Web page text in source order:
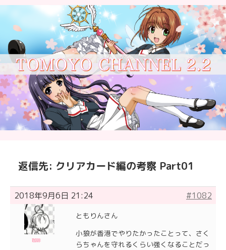
返信先: クリアカード編の考察 Part01
2018年9月6日 21:24 #1082
珈琲
ともりんさん
小狼が香港でやりたかったことって、さく
らちゃんを守れるくらい強くなることだっ